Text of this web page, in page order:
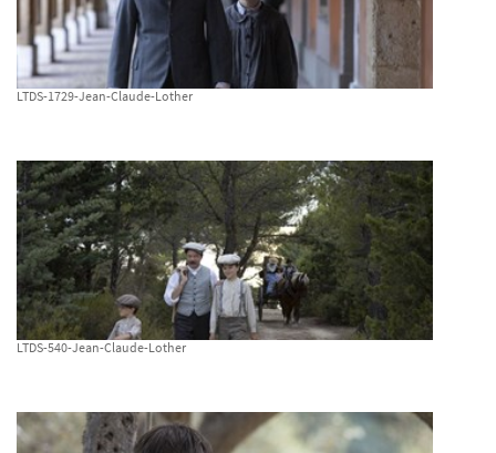
LTDS-1729-Jean-Claude-Lother
LTDS-540-Jean-Claude-Lother